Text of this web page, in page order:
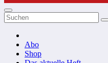
Abo
Shop